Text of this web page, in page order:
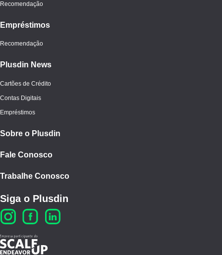
Recomendação
Empréstimos
Recomendação
Plusdin News
Cartões de Crédito
Contas Digitais
Empréstimos
Sobre o Plusdin
Fale Conosco
Trabalhe Conosco
Siga o Plusdin